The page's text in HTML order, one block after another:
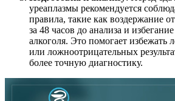
уреаплазмы рекомендуется
правила, такие как воздержание
за 48 часов до анализа и
алкоголя. Это помогает
или ложноотрицательных
более точную диагностику.